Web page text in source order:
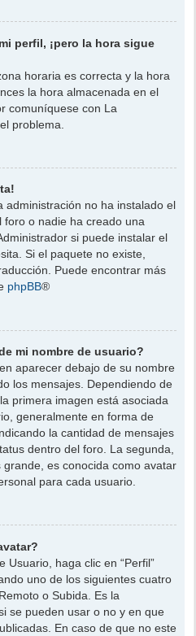
perfil, ¡pero la hora sigue
horaria es correcta y la hora
la hora almacenada en el
comuníquese con La
problema.
administración no ha instalado el
foro o nadie ha creado una
si puede instalar el
Si el paquete no existe,
Puede encontrar más
phpBB®
mi nombre de usuario?
aparecer debajo de su nombre
los mensajes. Dependiendo de
primera imagen está asociada
generalmente en forma de
la cantidad de mensajes
dentro del foro. La segunda,
es conocida como avatar
para cada usuario.
Usuario, haga clic en “Perfil”
uno de los siguientes cuatro
o Subida. Es la
se pueden usar o no y en que
En caso de que no este